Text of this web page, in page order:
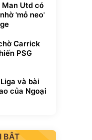
Utd có
'mỏ neo'
Carrick
PSG
và bài
của Ngoại
BẬT